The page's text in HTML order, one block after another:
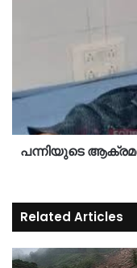
പന്നിയുടെ
Related Articles